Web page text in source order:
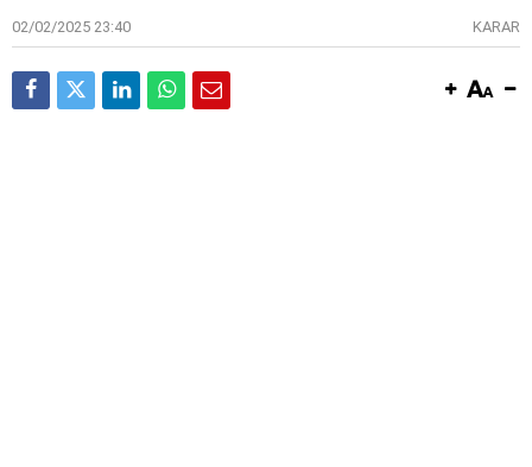
02/02/2025 23:40 KARAR